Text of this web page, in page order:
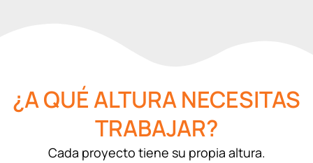
¿A QUÉ ALTURA NECESITAS
TRABAJAR?
Cada proyecto tiene su propia altura.